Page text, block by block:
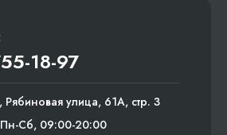
18-97
Рябиновая улица, 61А, стр. 3
Пн-Сб, 09:00-20:00